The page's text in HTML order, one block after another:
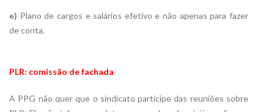
e) Plano de cargos e salários efetivo e não apenas para fazer
de conta.
PLR: comissão de fachada
A PPG não quer que o sindicato participe das reuniões sobre